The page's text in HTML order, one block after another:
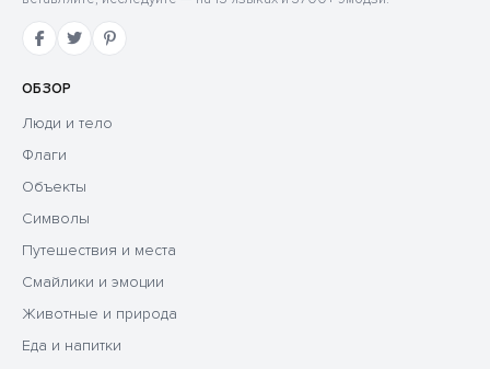
ОБЗОР
Люди и тело
Флаги
Объекты
Символы
Путешествия и места
Смайлики и эмоции
Животные и природа
Еда и напитки